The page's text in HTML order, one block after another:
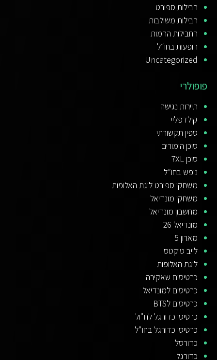
חבילות ספורט
חבילות משולבות
החבילות החמות
הופעות בחו״ל
Uncategorized
פופולרי
תיירות נגישה
קולדפליי
ספין תקשורתי
סוכן הימורים
סוכן 7XL
נופש בחו״ל
משחקי ספורט ליגת האלופות
משחקי מונדיאל
מחשבון מונדיאל
מונדיאל 26
מארון 5
לייב טיקטס
ליגת האלופות
כרטיסים שאקירה
כרטיסים למונדיאל
כרטיסים לBTS
כרטיסי כדורגל לח"ול
כרטיסי כדורגל בחו"ל
כדורסל
כדורגל